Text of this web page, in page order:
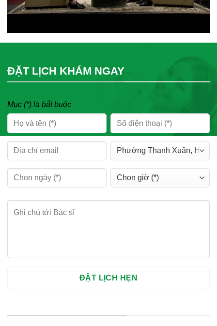
ĐẶT LỊCH KHÁM NGAY
Mục (*) là bắt buộc